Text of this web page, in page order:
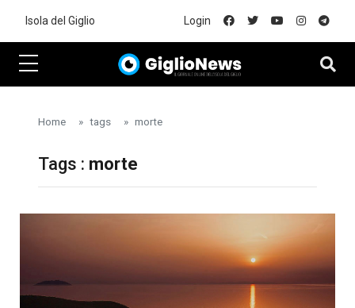
Isola del Giglio Login
Home tags morte
Tags : morte